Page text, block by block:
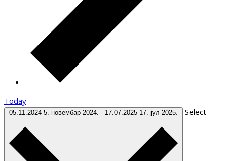
Today
05.11.2024 5. новембар 2024. - 17.07.2025 17. јул 2025. Select